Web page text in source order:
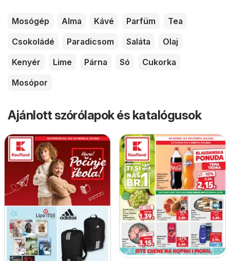
Mosógép Alma Kávé Parfüm
Tea
Csokoládé
Paradicsom Saláta
Olaj
Kenyér
Lime Párna Só
Cukorka
Mosópor
Ajánlott szórólapok és katalógusok